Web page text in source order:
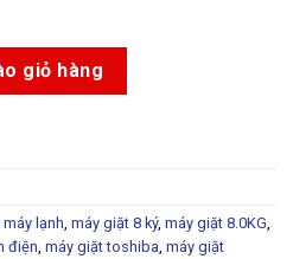
lượng
giỏ hàng
lạnh máy giặt 8 ký, máy giặt 8.0KG
điện máy giặt toshiba máy giặt